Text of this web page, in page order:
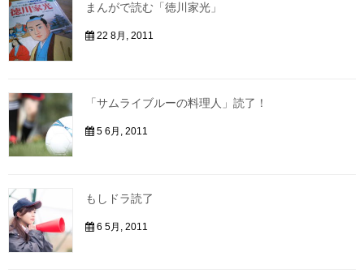
まんがで読む「徳川家光」
22 8月, 2011
「サムライブルーの料理人」読了！
5 6月, 2011
もしドラ読了
6 5月, 2011